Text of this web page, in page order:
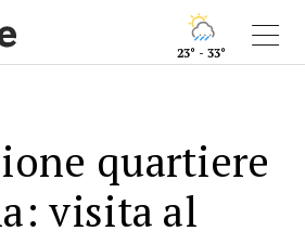
23° - 33°
quartiere
visita al